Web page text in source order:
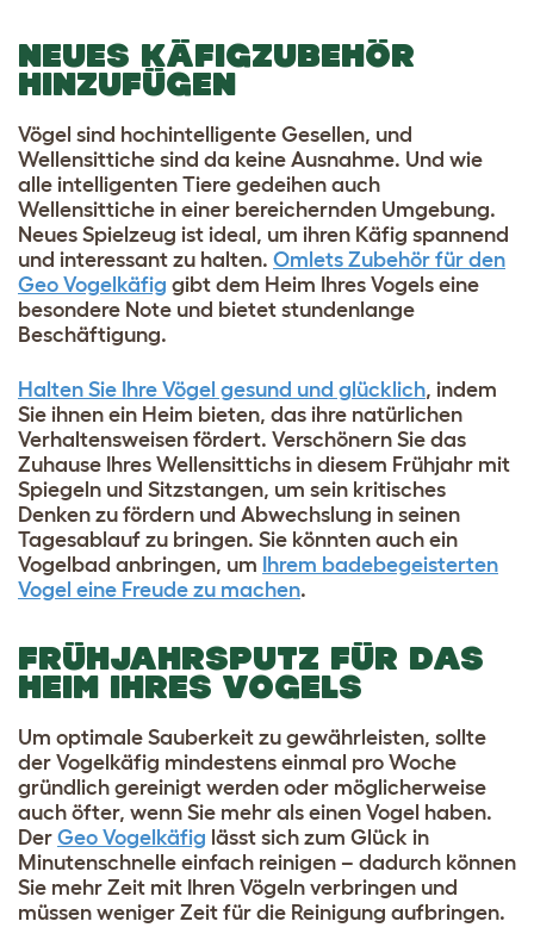
NEUES KÄFIGZUBEHÖR
HINZUFÜGEN
Vögel sind hochintelligente Gesellen, und
Wellensittiche sind da keine Ausnahme. Und wie
alle intelligenten Tiere gedeihen auch
Wellensittiche in einer bereichernden Umgebung.
Neues Spielzeug ist ideal, um ihren Käfig spannend
und interessant zu halten. Omlets Zubehör für den
Geo Vogelkäfig gibt dem Heim Ihres Vogels eine
besondere Note und bietet stundenlange
Beschäftigung.
Halten Sie Ihre Vögel gesund und glücklich, indem
Sie ihnen ein Heim bieten, das ihre natürlichen
Verhaltensweisen fördert. Verschönern Sie das
Zuhause Ihres Wellensittichs in diesem Frühjahr mit
Spiegeln und Sitzstangen, um sein kritisches
Denken zu fördern und Abwechslung in seinen
Tagesablauf zu bringen. Sie könnten auch ein
Vogelbad anbringen, um Ihrem badebegeisterten
Vogel eine Freude zu machen.
FRÜHJAHRSPUTZ FÜR DAS
HEIM IHRES VOGELS
Um optimale Sauberkeit zu gewährleisten, sollte
der Vogelkäfig mindestens einmal pro Woche
gründlich gereinigt werden oder möglicherweise
auch öfter, wenn Sie mehr als einen Vogel haben.
Der Geo Vogelkäfig lässt sich zum Glück in
Minutenschnelle einfach reinigen – dadurch können
Sie mehr Zeit mit Ihren Vögeln verbringen und
müssen weniger Zeit für die Reinigung aufbringen.